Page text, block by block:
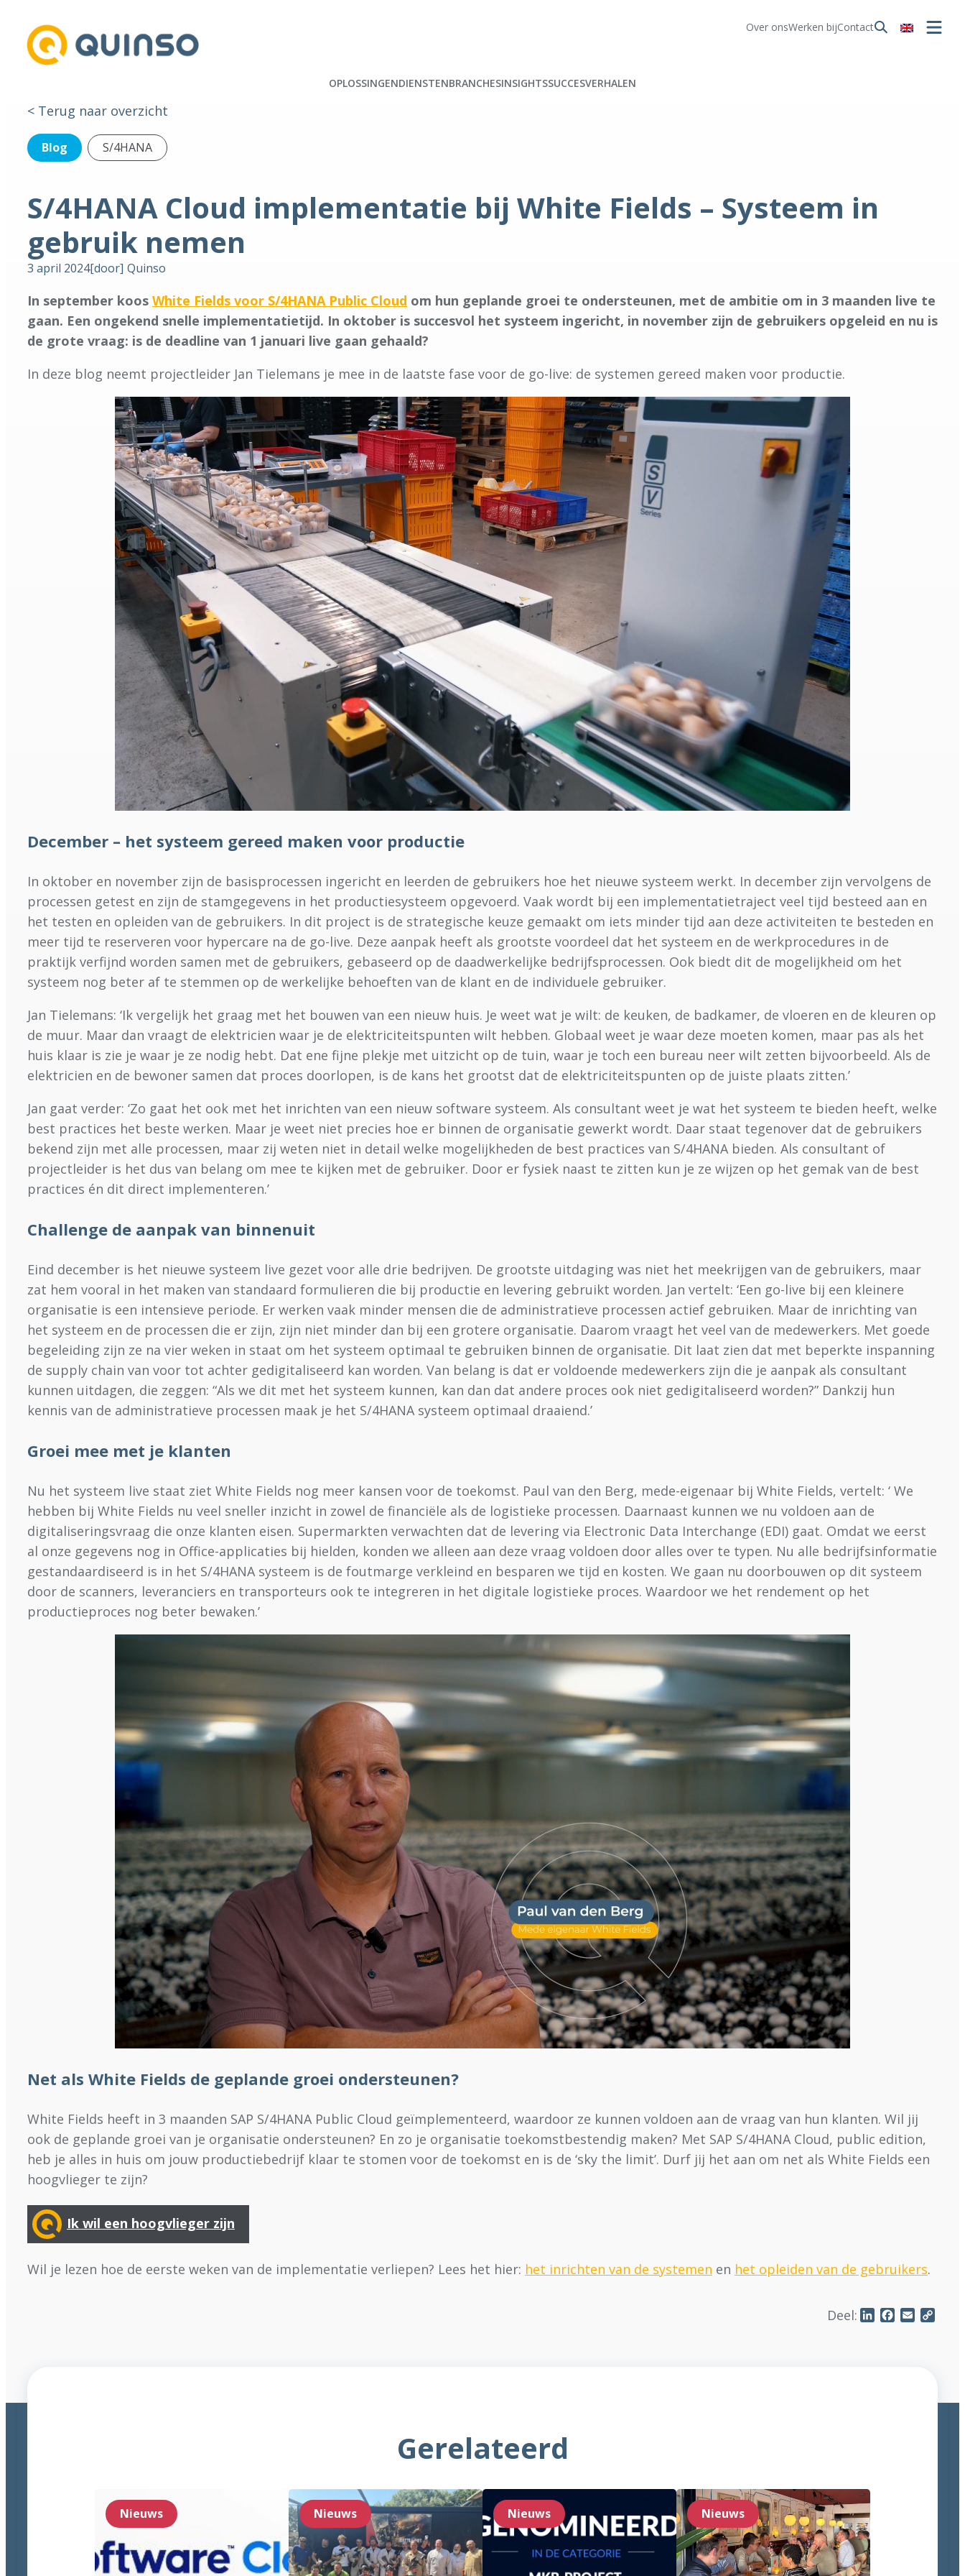
Over onsWerken bijContact
OPLOSSINGENDIENSTENBRANCHESINSIGHTSSUCCESVERHALEN
< Terug naar overzicht
Blog S/4HANA
S/4HANA Cloud implementatie bij White Fields – Systeem in
gebruik nemen
3 april 2024[door] Quinso
In september koos White Fields voor S/4HANA Public Cloud om hun geplande groei te ondersteunen, met de ambitie om in 3 maanden live te
gaan. Een ongekend snelle implementatietijd. In oktober is succesvol het systeem ingericht, in november zijn de gebruikers opgeleid en nu is
de grote vraag: is de deadline van 1 januari live gaan gehaald?
In deze blog neemt projectleider Jan Tielemans je mee in de laatste fase voor de go-live: de systemen gereed maken voor productie.
December – het systeem gereed maken voor productie
In oktober en november zijn de basisprocessen ingericht en leerden de gebruikers hoe het nieuwe systeem werkt. In december zijn vervolgens de
processen getest en zijn de stamgegevens in het productiesysteem opgevoerd. Vaak wordt bij een implementatietraject veel tijd besteed aan en
het testen en opleiden van de gebruikers. In dit project is de strategische keuze gemaakt om iets minder tijd aan deze activiteiten te besteden en
meer tijd te reserveren voor hypercare na de go-live. Deze aanpak heeft als grootste voordeel dat het systeem en de werkprocedures in de
praktijk verfijnd worden samen met de gebruikers, gebaseerd op de daadwerkelijke bedrijfsprocessen. Ook biedt dit de mogelijkheid om het
systeem nog beter af te stemmen op de werkelijke behoeften van de klant en de individuele gebruiker.
Jan Tielemans: ‘Ik vergelijk het graag met het bouwen van een nieuw huis. Je weet wat je wilt: de keuken, de badkamer, de vloeren en de kleuren op
de muur. Maar dan vraagt de elektricien waar je de elektriciteitspunten wilt hebben. Globaal weet je waar deze moeten komen, maar pas als het
huis klaar is zie je waar je ze nodig hebt. Dat ene fijne plekje met uitzicht op de tuin, waar je toch een bureau neer wilt zetten bijvoorbeeld. Als de
elektricien en de bewoner samen dat proces doorlopen, is de kans het grootst dat de elektriciteitspunten op de juiste plaats zitten.’
Jan gaat verder: ‘Zo gaat het ook met het inrichten van een nieuw software systeem. Als consultant weet je wat het systeem te bieden heeft, welke
best practices het beste werken. Maar je weet niet precies hoe er binnen de organisatie gewerkt wordt. Daar staat tegenover dat de gebruikers
bekend zijn met alle processen, maar zij weten niet in detail welke mogelijkheden de best practices van S/4HANA bieden. Als consultant of
projectleider is het dus van belang om mee te kijken met de gebruiker. Door er fysiek naast te zitten kun je ze wijzen op het gemak van de best
practices én dit direct implementeren.’
Challenge de aanpak van binnenuit
Eind december is het nieuwe systeem live gezet voor alle drie bedrijven. De grootste uitdaging was niet het meekrijgen van de gebruikers, maar
zat hem vooral in het maken van standaard formulieren die bij productie en levering gebruikt worden. Jan vertelt: ‘Een go-live bij een kleinere
organisatie is een intensieve periode. Er werken vaak minder mensen die de administratieve processen actief gebruiken. Maar de inrichting van
het systeem en de processen die er zijn, zijn niet minder dan bij een grotere organisatie. Daarom vraagt het veel van de medewerkers. Met goede
begeleiding zijn ze na vier weken in staat om het systeem optimaal te gebruiken binnen de organisatie. Dit laat zien dat met beperkte inspanning
de supply chain van voor tot achter gedigitaliseerd kan worden. Van belang is dat er voldoende medewerkers zijn die je aanpak als consultant
kunnen uitdagen, die zeggen: “Als we dit met het systeem kunnen, kan dan dat andere proces ook niet gedigitaliseerd worden?” Dankzij hun
kennis van de administratieve processen maak je het S/4HANA systeem optimaal draaiend.’
Groei mee met je klanten
Nu het systeem live staat ziet White Fields nog meer kansen voor de toekomst. Paul van den Berg, mede-eigenaar bij White Fields, vertelt: ‘ We
hebben bij White Fields nu veel sneller inzicht in zowel de financiële als de logistieke processen. Daarnaast kunnen we nu voldoen aan de
digitaliseringsvraag die onze klanten eisen. Supermarkten verwachten dat de levering via Electronic Data Interchange (EDI) gaat. Omdat we eerst
al onze gegevens nog in Office-applicaties bij hielden, konden we alleen aan deze vraag voldoen door alles over te typen. Nu alle bedrijfsinformatie
gestandaardiseerd is in het S/4HANA systeem is de foutmarge verkleind en besparen we tijd en kosten. We gaan nu doorbouwen op dit systeem
door de scanners, leveranciers en transporteurs ook te integreren in het digitale logistieke proces. Waardoor we het rendement op het
productieproces nog beter bewaken.’
Net als White Fields de geplande groei ondersteunen?
White Fields heeft in 3 maanden SAP S/4HANA Public Cloud geïmplementeerd, waardoor ze kunnen voldoen aan de vraag van hun klanten. Wil jij
ook de geplande groei van je organisatie ondersteunen? En zo je organisatie toekomstbestendig maken? Met SAP S/4HANA Cloud, public edition,
heb je alles in huis om jouw productiebedrijf klaar te stomen voor de toekomst en is de ‘sky the limit’. Durf jij het aan om net als White Fields een
hoogvlieger te zijn?
Ik wil een hoogvlieger zijn
Wil je lezen hoe de eerste weken van de implementatie verliepen? Lees het hier: het inrichten van de systemen en het opleiden van de gebruikers.
Deel: LinkedInFacebook
Email
Gerelateerd
Nieuws Nieuws Nieuws Nieuws